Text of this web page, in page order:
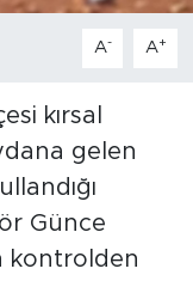
A- A+
kırsal
gelen
Günce
kontrolden